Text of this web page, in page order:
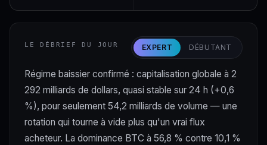
LE DÉBRIEF DU JOUR EXPERT DÉBUTANT
Régime baissier confirmé : capitalisation globale à 2
292 milliards de dollars, quasi stable sur 24 h (+0,6
%), pour seulement 54,2 milliards de volume — une
rotation qui tourne à vide plus qu'un vrai flux
acheteur. La dominance BTC à 56,8 % contre 10,1 %